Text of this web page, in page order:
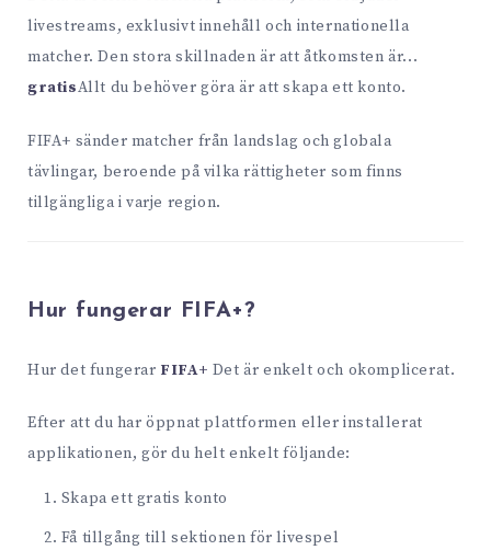
livestreams, exklusivt innehåll och internationella
matcher. Den stora skillnaden är att åtkomsten är...
gratisAllt du behöver göra är att skapa ett konto.
FIFA+ sänder matcher från landslag och globala
tävlingar, beroende på vilka rättigheter som finns
tillgängliga i varje region.
Hur fungerar FIFA+?
Hur det fungerar FIFA+ Det är enkelt och okomplicerat.
Efter att du har öppnat plattformen eller installerat
applikationen, gör du helt enkelt följande:
Skapa ett gratis konto
Få tillgång till sektionen för livespel